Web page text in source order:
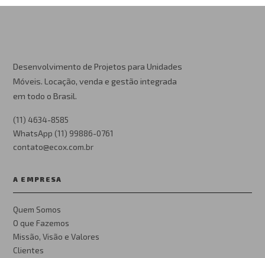
Desenvolvimento de Projetos para Unidades
Móveis. Locação, venda e gestão integrada
em todo o Brasil.
(11) 4634-8585
WhatsApp (11) 99886-0761
contato@ecox.com.br
A EMPRESA
Quem Somos
O que Fazemos
Missão, Visão e Valores
Clientes